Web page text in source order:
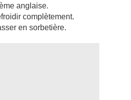
anglaise.
complètement.
en sorbetière.